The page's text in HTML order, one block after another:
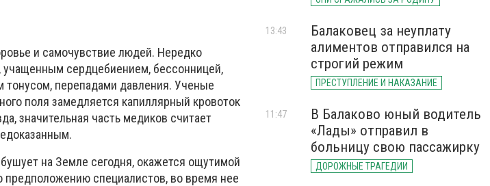
и самочувствие людей. Нередко
сердцебиением, бессонницей,
перепадами давления. Ученые
поля замедляется капиллярный кровоток
значительная часть медиков считает
на Земле сегодня, окажется ощутимой
предположению специалистов, во время нее
Балаковец за неуплату
алиментов отправился на
строгий режим
ПРЕСТУПЛЕНИЕ И НАКАЗАНИЕ
13:43
В Балаково юный водитель
«Лады» отправил в
больницу свою пассажирку
ДОРОЖНЫЕ ТРАГЕДИИ
11:47